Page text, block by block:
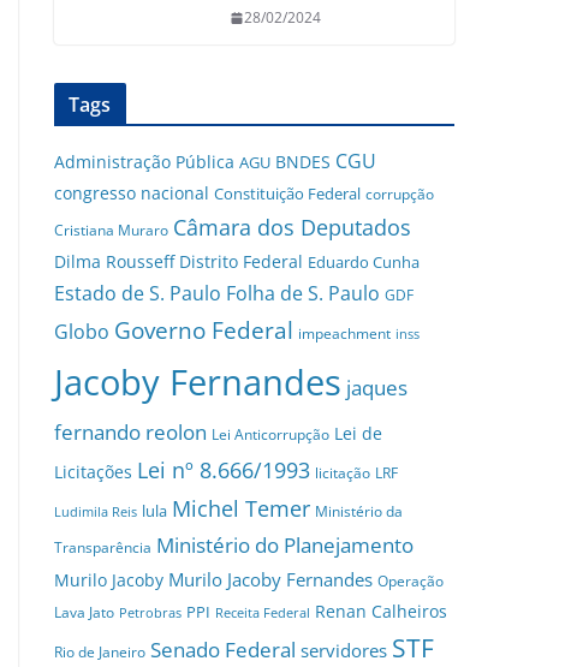
28/02/2024
Tags
Administração Pública AGU BNDES CGU
congresso nacional Constituição Federal corrupção
Cristiana Muraro Câmara dos Deputados
Dilma Rousseff Distrito Federal Eduardo Cunha
Estado de S. Paulo Folha de S. Paulo GDF
Globo Governo Federal impeachment inss
Jacoby Fernandes jaques
fernando reolon Lei Anticorrupção Lei de
Licitações Lei nº 8.666/1993 licitação LRF
Ludimila Reis lula Michel Temer Ministério da
Transparência Ministério do Planejamento
Murilo Jacoby Murilo Jacoby Fernandes Operação
Lava Jato Petrobras PPI Receita Federal Renan Calheiros
Rio de Janeiro Senado Federal servidores STF